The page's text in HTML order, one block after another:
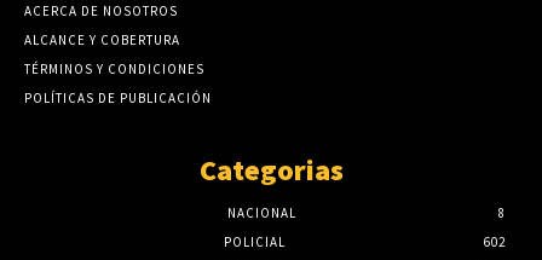
ACERCA DE NOSOTROS
ALCANCE Y COBERTURA
TÉRMINOS Y CONDICIONES
POLÍTICAS DE PUBLICACIÓN
Categorias
NACIONAL
8
POLICIAL
602